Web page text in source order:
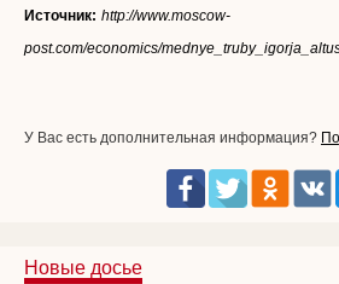
Источник: http://www.moscow-
post.com/economics/
У Вас есть дополнительная информация?
Новые досье